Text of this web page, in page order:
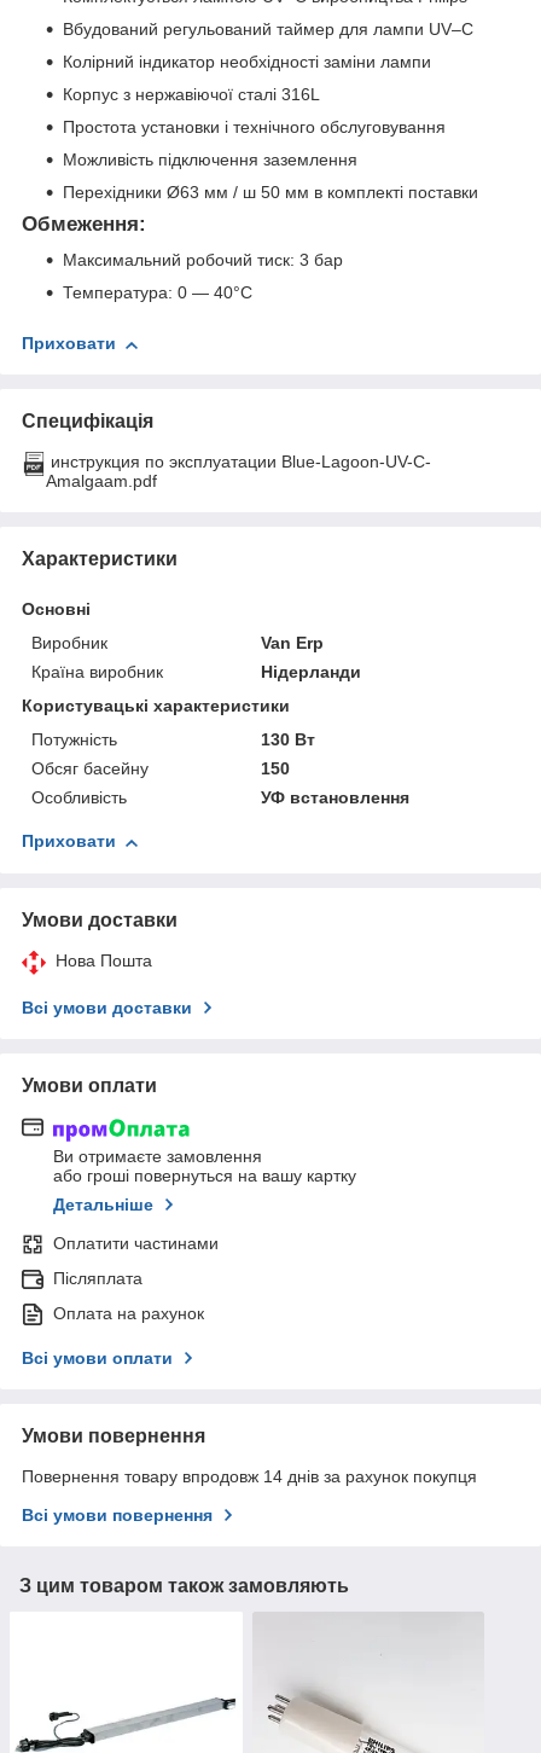
Вбудований регульований таймер для лампи UV–C
Колірний індикатор необхідності заміни лампи
Корпус з нержавіючої сталі 316L
Простота установки і технічного обслуговування
Можливість підключення заземлення
Перехідники Ø63 мм / ш 50 мм в комплекті поставки
Обмеження:
Максимальний робочий тиск: 3 бар
Температура: 0 — 40°C
Приховати
Специфікація
инструкция по эксплуатации Blue-Lagoon-UV-C-
Amalgaam.pdf
Характеристики
Основні
Виробник
Van Erp
Країна виробник
Нідерланди
Користувацькі характеристики
Потужність
130 Вт
Обсяг басейну
150
Особливість
УФ встановлення
Приховати
Умови доставки
Нова Пошта
Всі умови доставки
Умови оплати
Ви отримаєте замовлення
або гроші повернуться на вашу картку
Детальніше
Оплатити частинами
Післяплата
Оплата на рахунок
Всі умови оплати
Умови повернення
Повернення товару впродовж 14 днів за рахунок покупця
Всі умови повернення
З цим товаром також замовляють